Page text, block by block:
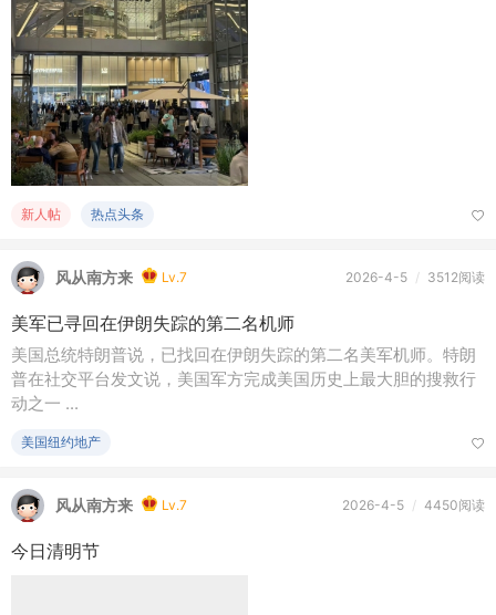
新人帖 热点头条
风从南方来 Lv.7 2026-4-5 / 3512阅读
美军已寻回在伊朗失踪的第二名机师
美国总统特朗普说，已找回在伊朗失踪的第二名美军机师。特朗
普在社交平台发文说，美国军方完成美国历史上最大胆的搜救行
动之一 ...
美国纽约地产
风从南方来 Lv.7 2026-4-5 / 4450阅读
今日清明节